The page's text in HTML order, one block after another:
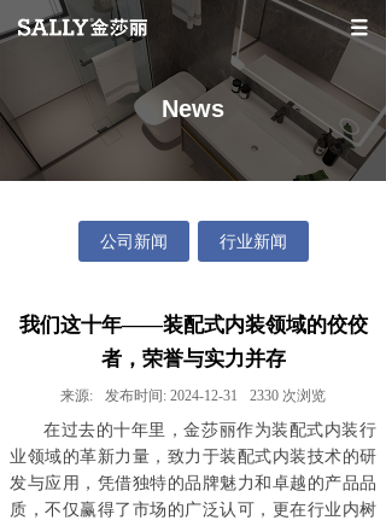
News
公司新闻 行业新闻
我们这十年——装配式内装领域的佼佼
者，荣誉与实力并存
来源: 发布时间: 2024-12-31 2330 次浏览
在过去的十年里，金莎丽作为装配式内装行
业领域的革新力量， 致力于装配式内装技术的研
发与应用，凭借独特的品牌魅力和卓越的产品品
质，不仅赢得了市场的广泛认可，更在行业内树